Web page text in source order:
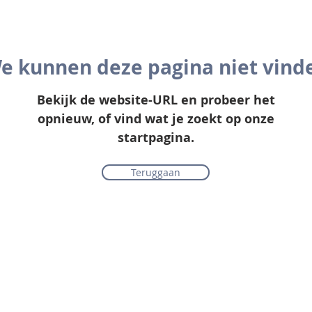
kunnen deze pagina niet
Bekijk de website-URL en probeer het
opnieuw, of vind wat je zoekt op onze
startpagina.
Teruggaan